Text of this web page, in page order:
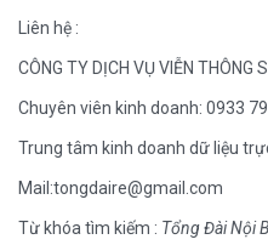
Liên hệ :
CÔNG TY DỊCH VỤ VIỄN THÔNG
Chuyên viên kinh doanh: 0933
Trung tâm kinh doanh dữ liệu
Mail:tongdaire@gmail.com
Từ khóa tìm kiếm : Tổng Đài Nội